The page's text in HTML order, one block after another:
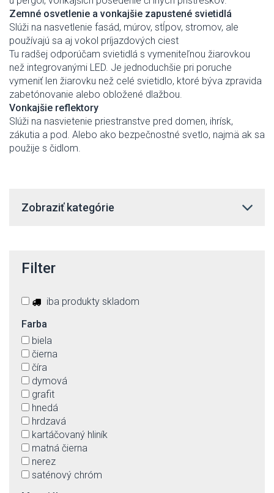
Zemné osvetlenie a vonkajšie zapustené svietidlá
Slúži na nasvetlenie fasád, múrov, stĺpov, stromov, ale
používajú sa aj vokol príjazdových ciest
Tu radšej odporúčam svietidlá s vymeniteľnou žiarovkou
než integrovanými LED. Je jednoduchšie pri poruche
vymeniť len žiarovku než celé svietidlo, ktoré býva zpravida
zabetónovanie alebo obložené dlažbou.
Vonkajšie reflektory
Slúži na nasvietenie priestranstve pred domen, ihrísk,
zákutia a pod. Alebo ako bezpečnostné svetlo, najmä ak sa
použije s čidlom.
Zobraziť kategórie
Filter
iba produkty skladom
Farba
biela
čierna
číra
dymová
grafit
hnedá
hrdzavá
kartáčovaný hliník
matná čierna
nerez
saténový chróm